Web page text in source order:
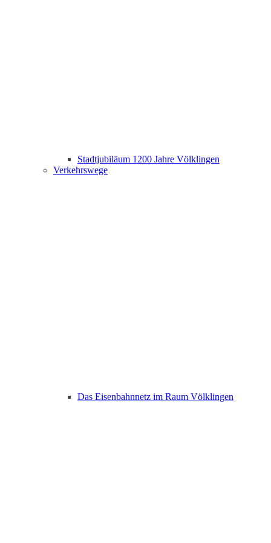
Stadtjubiläum 1200 Jahre Völklingen
Verkehrswege
Das Eisenbahnnetz im Raum Völklingen